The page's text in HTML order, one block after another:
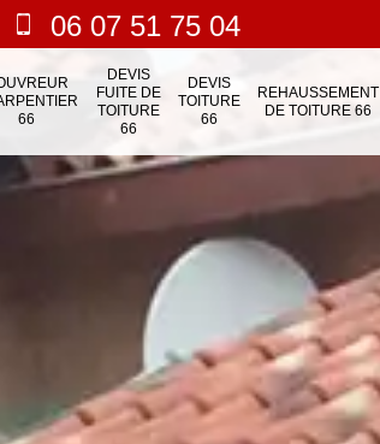
06 07 51 75 04
66
DEVIS
FUITE DE
TOITURE
66
DEVIS
TOITURE
66
REHAUSSEMENT
DE TOITURE 66